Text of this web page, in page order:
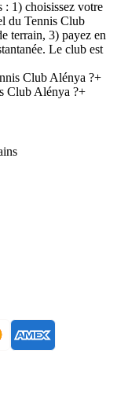
: 1) choisissez votre
du Tennis Club
terrain, 3) payez en
Le club est
Club Alénya ?+
Club Alénya ?+